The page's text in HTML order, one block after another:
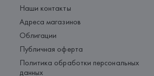
Наши контакты
Адреса магазинов
Облигации
Публичная оферта
Политика обработки персональных
данных